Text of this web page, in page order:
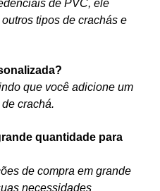
de PVC, ele
tipos de crachás e
que você adicione um
crachá.
quantidade para
de compra em grande
necessidades